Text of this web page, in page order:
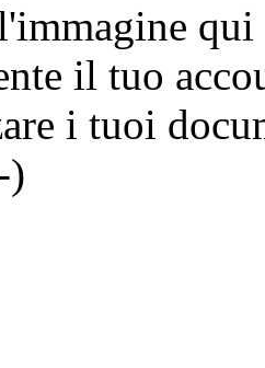
il tuo
i tuoi
)